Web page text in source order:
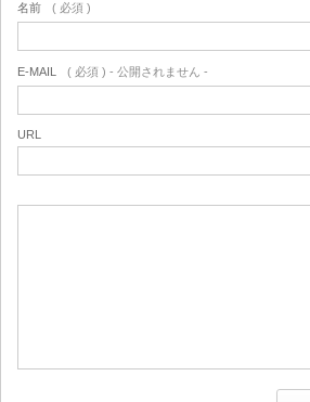
名前 ( 必須 )
E-MAIL ( 必須 ) - 公開されません -
URL